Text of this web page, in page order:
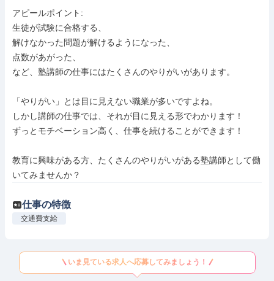
アピールポイント:
生徒が試験に合格する、
解けなかった問題が解けるようになった、
点数があがった、
など、塾講師の仕事にはたくさんのやりがいがあります。
「やりがい」とは目に見えない職業が多いですよね。
しかし講師の仕事では、それが目に見える形でわかります！
ずっとモチベーション高く、仕事を続けることができます！
教育に興味がある方、たくさんのやりがいがある塾講師として働
いてみませんか？
仕事の特徴
交通費支給
いま見ている求人へ応募してみましょう！